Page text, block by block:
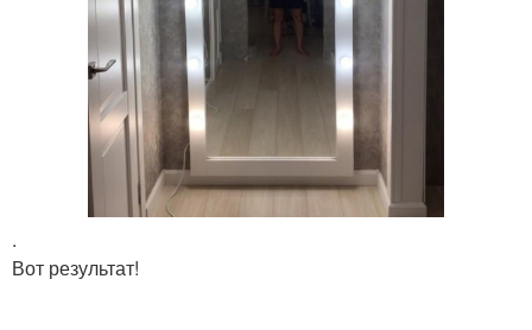
.
Вот результат!